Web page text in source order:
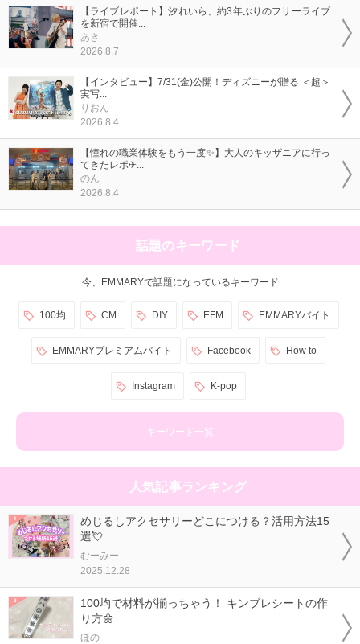
【ライブレポート】汐れいら、約3年ぶりのフリーライブ
を新宿で開催...
あき
2026.8.7
【インタビュー】7/31(金)公開！ディズニーが贈る ＜超＞
実写...
りおん
2026.8.4
【憧れの職業体験をもう一度✨】大人のキッザニアに行っ
てきたレポ✈...
のん
2026.8.4
話題のキーワード
今、EMMARYで話題になっているキーワード
100均 CM DIY EFM EMMARYバイト
EMMARYプレミアムバイト Facebook How to
Instagram K-pop
キーワード一覧
人気記事ランキング
めじるしアクセサリーどこにつける？活用方法15
選💘
むーみー
2025.12.28
100均で材料が揃っちゃう！ キンブレシートの作
り方🌼
ほの